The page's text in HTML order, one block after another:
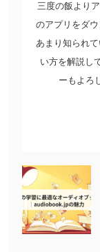
三度の飯より
のアプリをダウ
あまり知られ
い方を解説し
ーもよろ